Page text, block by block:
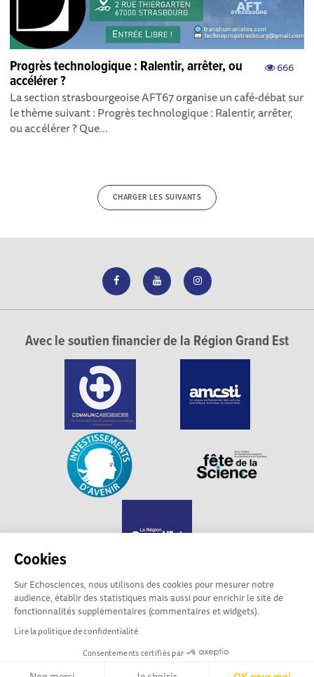
Cookies
Sur Echosciences, nous utilisons des cookies pour mesurer notre
audience, établir des statistiques mais aussi pour enrichir le site de
fonctionnalités supplémentaires (commentaires et widgets).
Lire la politique de confidentialité
Consentements certifiés par
666
Progrès technologique : Ralentir, arrêter, ou
accélérer ?
La section strasbourgeoise AFT67 organise un café-débat sur
le thème suivant : Progrès technologique : Ralentir, arrêter,
ou accélérer ? Que...
CHARGER LES SUIVANTS
Avec le soutien financier de la Région Grand Est
Echosciences Grand Est est propulsé par
Communicasciences
Mentions légales|Politique de confidentialité
Ligne éditoriale